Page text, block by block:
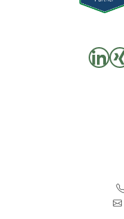
LinkedIn xing